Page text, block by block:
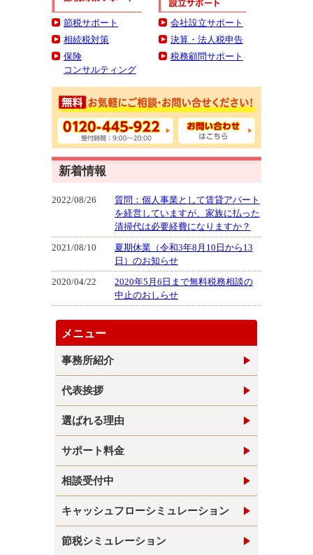
節税サポート
相続税対策
保険
コンサルティング
会社設立サポート
決算・法人税申告
税務顧問サポート
新着情報
2022/08/26
質問：個人事業として賃貸アパート
を経営していますが、家族に払った
清掃代は必要経費になりますか？
2021/08/10
夏期休業（令和3年8月10日から13
日）のお知らせ
2020/04/22
2020年5月6日まで無料税務相談の
中止のおしらせ
メニュー
事務所紹介
代表挨拶
選ばれる理由
サポート料金
相談受付中
キャッシュフローシミュレーション
節税シミュレーション